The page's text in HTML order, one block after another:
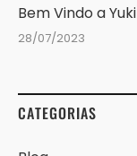
Bem Vindo a
28/07/2023
CATEGORIAS